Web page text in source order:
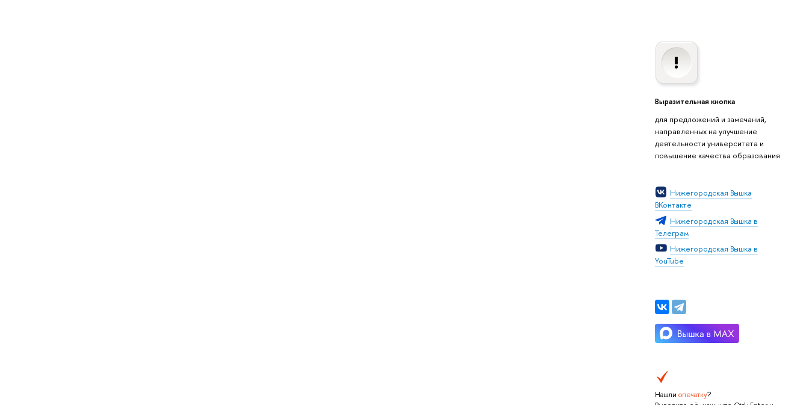
Выразительная кнопка
для предложений и замечаний,
направленных на улучшение
деятельности университета и
повышение качества образования
Нижегородская Вышка
ВКонтакте
Нижегородская Вышка в
Телеграм
Нижегородская Вышка в
YouTube
Нашли опечатку?